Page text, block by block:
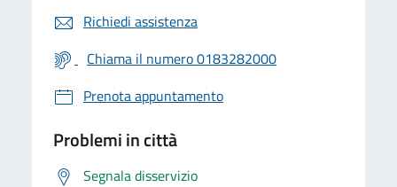
Richiedi assistenza
Chiama il numero 0183282000
Prenota appuntamento
Problemi in città
Segnala disservizio